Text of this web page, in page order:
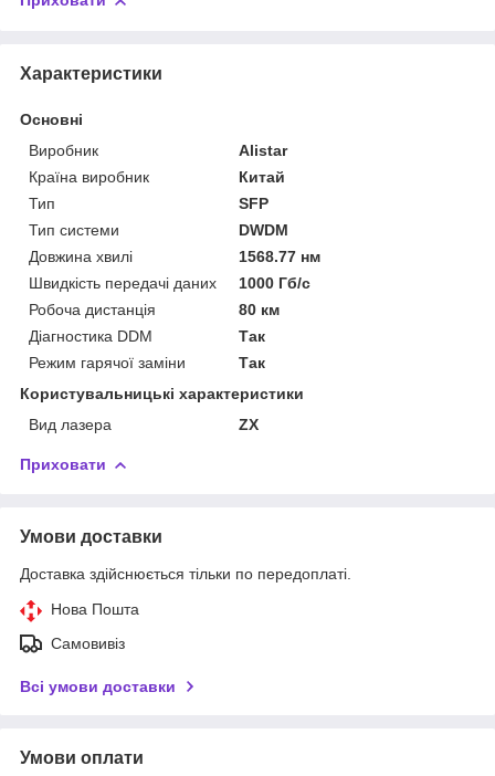
Характеристики
Основні
Виробник
Alistar
Країна виробник
Китай
Тип
SFP
Тип системи
DWDM
Довжина хвилі
1568.77 нм
Швидкість передачі даних
1000 Гб/с
Робоча дистанція
80 км
Діагностика DDM
Так
Режим гарячої заміни
Так
Користувальницькі характеристики
Вид лазера
ZX
Приховати
Умови доставки
Доставка здійснюється тільки по передоплаті.
Нова Пошта
Самовивіз
Всі умови доставки
Умови оплати